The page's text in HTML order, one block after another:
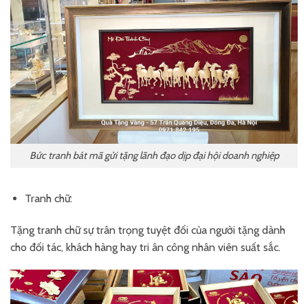
Bức tranh bát mã gửi tặng lãnh đạo dịp đại hội doanh nghiệp
Tranh chữ:
Tặng tranh chữ sự trân trọng tuyệt đối của người tặng dành
cho đối tác, khách hàng hay tri ân công nhân viên suất sắc.